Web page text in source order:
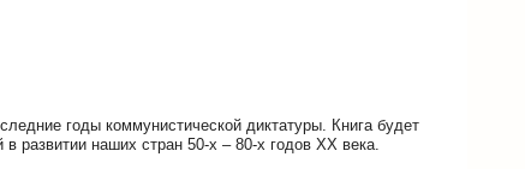
годы коммунистической диктатуры. Книга будет
развитии наших стран 50-х – 80-х годов ХХ века.